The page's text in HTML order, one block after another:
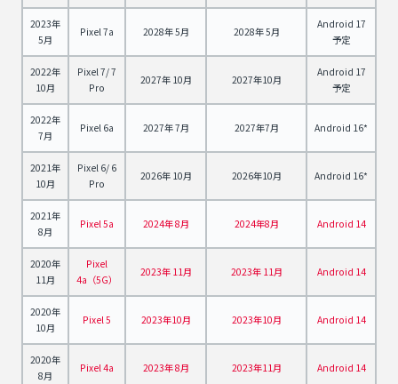
2023年
5月
Pixel 7a 2028年 5月 2028年 5月
Android 17
予定
2022年
10月
Pixel 7/ 7
Pro
2027年 10月 2027年10月
Android 17
予定
2022年
7月
Pixel 6a 2027年 7月 2027年7月 Android 16*
2021年
10月
Pixel 6/ 6
Pro
2026年 10月 2026年10月 Android 16*
2021年
8月
Pixel 5a 2024年 8月 2024年8月 Android 14
2020年
11月
Pixel
4a（5G）
2023年 11月 2023年 11月 Android 14
2020年
10月
Pixel 5 2023年10月 2023年10月 Android 14
2020年
8月
Pixel 4a 2023年 8月 2023年11月 Android 14